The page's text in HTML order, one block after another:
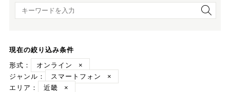
キーワード検索
現在の絞り込み条件
形式：
オンライン
×
ジャンル：
スマートフォン
×
エリア：
近畿 ×